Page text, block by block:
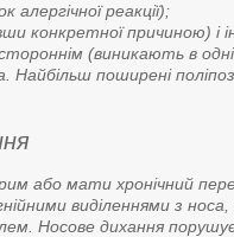
алергічної реакції);
конкретної причиною) і
(виникають в
Найбільш поширені
або мати хронічний
виділеннями з
Носове дихання